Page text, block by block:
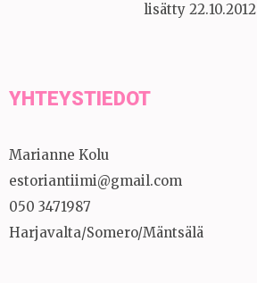
lisätty 22.10.2012
YHTEYSTIEDOT
Marianne Kolu
estoriantiimi@gmail.com
050 3471987
Harjavalta/Somero/Mäntsälä